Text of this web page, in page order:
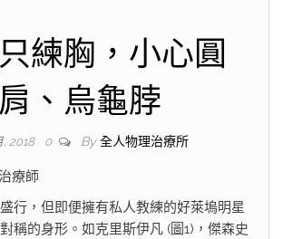
練胸，小心圓
肩、烏龜脖
, 2018 0 By 全人物理治療所
療師
行，但即便擁有私人教練的好萊塢明星
稱的身形。如克里斯伊凡 (圖1)，傑森史